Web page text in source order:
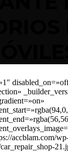
accblam.com/